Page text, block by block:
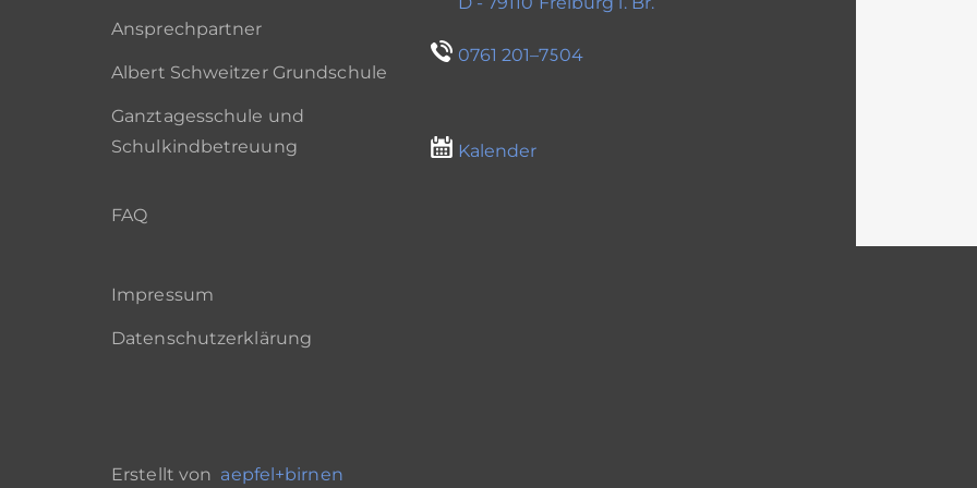
Ansprechpartner
Albert Schweitzer Grundschule
Ganztagesschule und
Schulkindbetreuung
FAQ
Impressum
Datenschutzerklärung
0761 201–7504
Kalender
Erstellt von aepfel+birnen